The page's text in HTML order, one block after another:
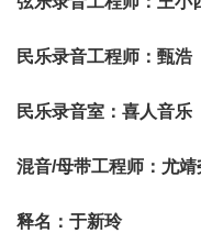
民乐录音工程师：甄浩
民乐录音室：喜人音乐
混音/母带工程师：尤靖
释名：于新玲